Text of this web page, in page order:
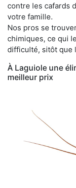
contre les cafards
votre famille.
Nos pros se
chimiques, ce qui
difficulté, sitôt que
À Laguiole une
meilleur prix